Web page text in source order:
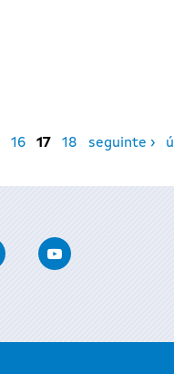
16 17 18 seguinte ›
InstagramYoutube